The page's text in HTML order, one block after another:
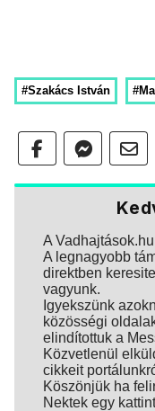
#Szakács István
A
A legnagyobb
direktben
vagyunk.
Igyekszünk
közösségi
elindítottuk a
Közvetlenül
cikkeit
Köszönjük ha
Nektek egy